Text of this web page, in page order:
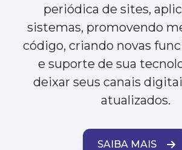
periódica de sites,
sistemas, promovendo
código, criando novas
e suporte de sua
deixar seus canais
atualizados.
SAIBA MAIS